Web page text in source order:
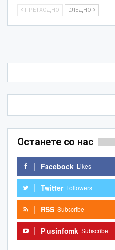
ПРЕТХОДНО СЛЕДНО
Останете со нас
Facebook Likes
Twitter Followers
RSS Subscribe
Plusinfomk Subscribe